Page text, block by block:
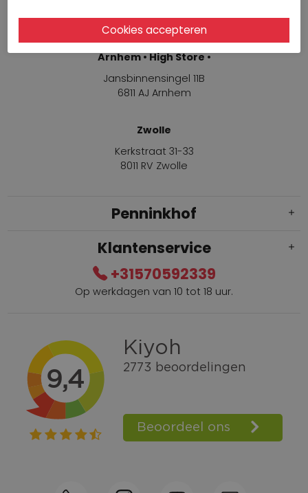
6811 AJ Arnhem
Arnhem • High Store •
Jansbinnensingel 11B
6811 AJ Arnhem
Zwolle
Kerkstraat 31-33
8011 RV Zwolle
Penninkhof
Gratis verzending vanaf € 100,=
Bel +31570592339
Spaarpunten
Shop the Look
Telefonisch bestellen ook mogelijk
Klantenservice
+31570592339
Op werkdagen van 10 tot 18 uur.